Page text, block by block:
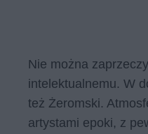
Nie można
intelektualnemu. W
też Żeromski.
artystami epoki, z